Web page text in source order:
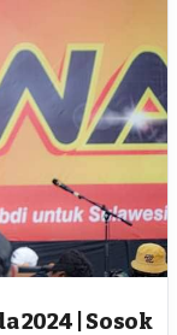
2024 | Sosok